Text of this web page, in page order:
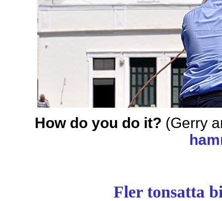
How do you do it? (Gerry
Fler tonsatta